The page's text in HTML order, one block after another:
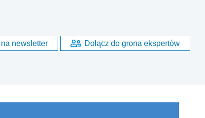
newsletter Dołącz do grona ekspertów